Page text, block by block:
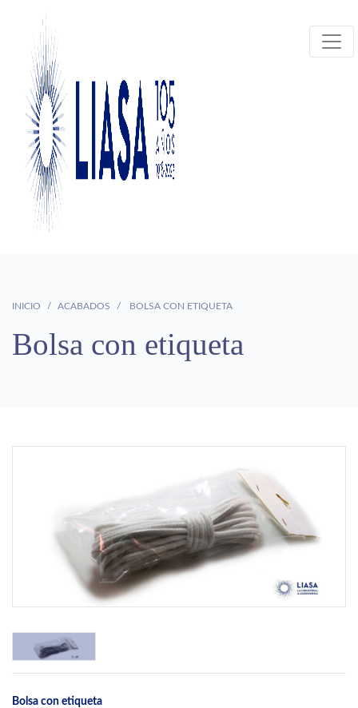
INICIO ACABADOS BOLSA CON ETIQUETA
Bolsa con etiqueta
Previous
Bolsa con etiqueta